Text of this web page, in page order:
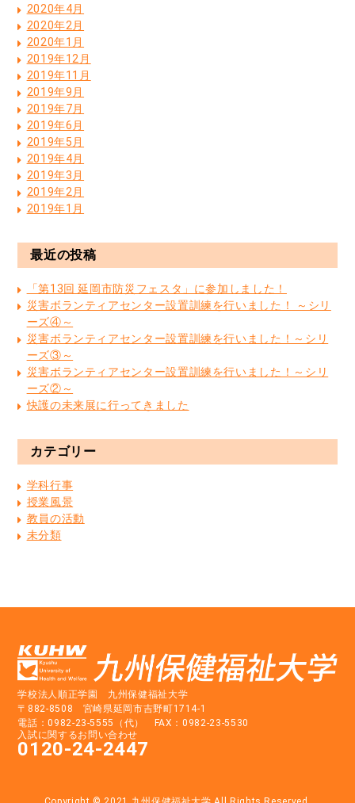
2020年4月
2020年2月
2020年1月
2019年12月
2019年11月
2019年9月
2019年7月
2019年6月
2019年5月
2019年4月
2019年3月
2019年2月
2019年1月
最近の投稿
「第13回 延岡市防災フェスタ」に参加しました！
災害ボランティアセンター設置訓練を行いました！ ～シリ
ーズ④～
災害ボランティアセンター設置訓練を行いました！～シリ
ーズ③～
災害ボランティアセンター設置訓練を行いました！～シリ
ーズ②～
快護の未来展に行ってきました
カテゴリー
学科行事
授業風景
教員の活動
未分類
学校法人順正学園 九州保健福祉大学
〒882-8508 宮崎県延岡市吉野町1714-1
電話：0982-23-5555（代） FAX：0982-23-5530
入試に関するお問い合わせ
0120-24-2447